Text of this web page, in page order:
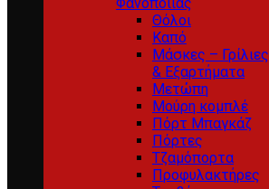
Θόλοι
Καπό
Μάσκες – Γρίλιες
& Εξαρτήματα
Μετώπη
Μούρη κομπλέ
Πόρτ Μπαγκάζ
Πόρτες
Τζαμόπορτα
Προφυλακτήρες